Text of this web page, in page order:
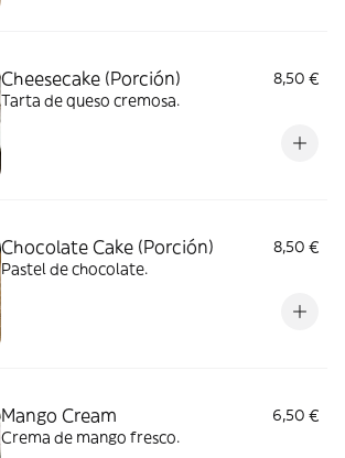
Cheesecake (Porción)
8,50 €
Tarta de queso cremosa.
Chocolate Cake (Porción)
8,50 €
Pastel de chocolate.
Mango Cream
6,50 €
Crema de mango fresco.